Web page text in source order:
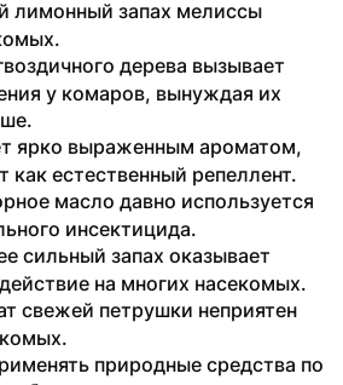
лимонный запах мелиссы
дерева вызывает
у комаров, вынуждая их
ярко выраженным ароматом,
как естественный репеллент.
масло давно используется
инсектицида.
сильный запах оказывает
на многих насекомых.
свежей петрушки неприятен
природные средства по